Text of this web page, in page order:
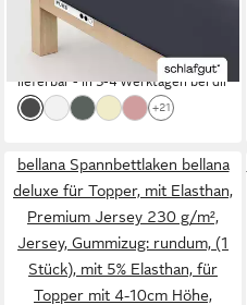
PREMIUM Boxspringbett
Laken bis 40 cm Höhe,
dehnbar blickdicht, straff
-20%
lieferbar - in 3-4 Werktagen bei dir
+21
bellana Spannbettlaken bellana
deluxe für Topper, mit Elasthan,
Premium Jersey 230 g/m²,
Jersey, Gummizug: rundum, (1
Stück), mit 5% Elasthan, für
Topper mit 4-10cm Höhe,